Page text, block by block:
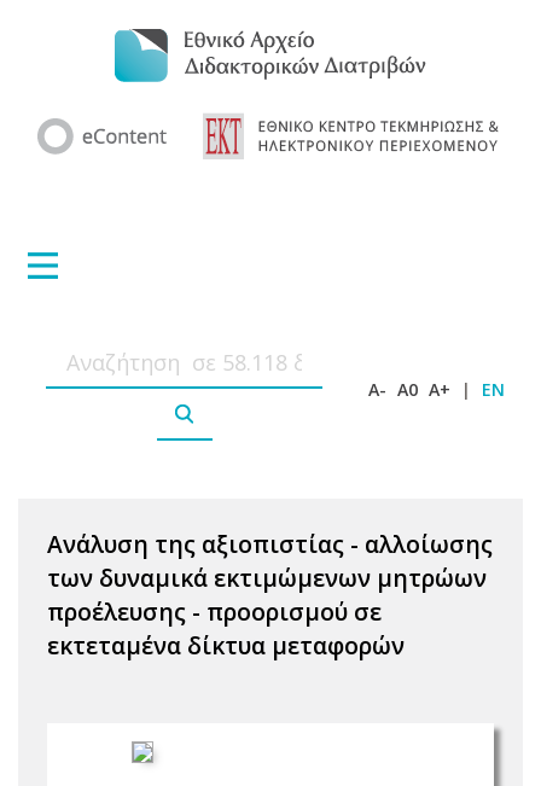
A- A0 A+ | EN
Ανάλυση της αξιοπιστίας - αλλοίωσης
των δυναμικά εκτιμώμενων μητρώων
προέλευσης - προορισμού σε
εκτεταμένα δίκτυα μεταφορών